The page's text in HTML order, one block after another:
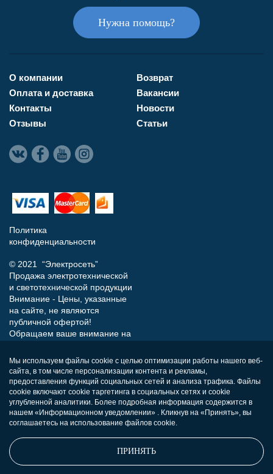
Нужна помощь?
О компании
Оплата и доставка
Контакты
Отзывы
Возврат
Вакансии
Новости
Статьи
Политика
конфиденциальности
© 2021 “Электросеть”
Продажа электротехнической
и светотехнической продукции
Внимание - Цены, указанные
на сайте, не являются
публичной офертой!
Обращаем ваше внимание на
носит исключительно
информационный характер и
ни при каких условиях не
является публичной офертой,
определяемой положениями
Статьи 437 (п.2) Гражданского
кодекса РФ.
Мы используем файлы cookie с целью оптимизации работы нашего веб-
сайта, в том числе персонализации контента и рекламы,
предоставления функций социальных сетей и анализа трафика. Файлы
cookie включают cookie таргетинга в социальных сетях и cookie
углубленной аналитики. Более подробная информация содержится в
нашем «Информационном уведомлении» . Кликнув на «Принять», вы
соглашаетесь на использование файлов cookie.
ПРИНЯТЬ